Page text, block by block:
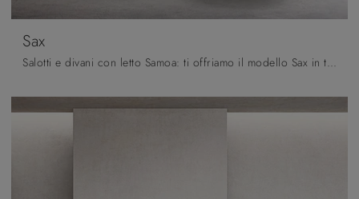
Sax
Salotti e divani con letto Samoa: ti offriamo il modello Sax in tessuto per completare la zona giorno.